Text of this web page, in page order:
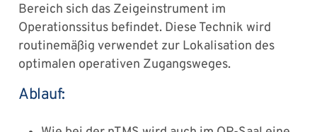
Bereich sich das Zeigeinstrument im
Operationssitus befindet. Diese Technik wird
routinemäßig verwendet zur Lokalisation des
optimalen operativen Zugangsweges.
Ablauf: